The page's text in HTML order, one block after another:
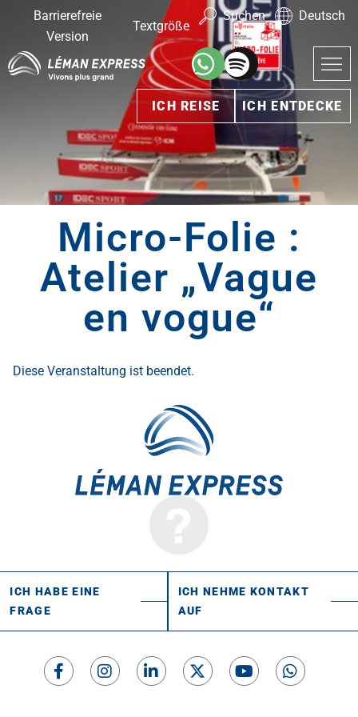
Barrierefreie
Version
Textgröße
Suchen Deutsch
ICH REISE ICH ENTDECKE
Micro-Folie :
Atelier „Vague
en vogue“
Diese Veranstaltung ist beendet.
ICH HABE EINE
FRAGE
ICH NEHME KONTAKT
AUF